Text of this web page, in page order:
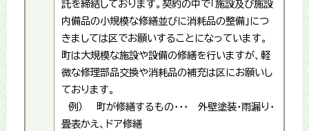
託を締結しております。契約の中で「施設及び施設
内備品の小規模な修繕並びに消耗品の整備」につ
きましては区でお願いすることになっています。
町は大規模な施設や設備の修繕を行いますが、軽
微な修理部品交換や消耗品の補充は区にお願いし
ております。
例） 町が修繕するもの・・・ 外壁塗装・雨漏り・
畳表かえ、ドア修繕